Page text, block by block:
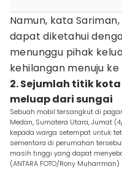
Namun, kata
dapat diketahui
menunggu pihak
kehilangan menuju ke
2. Sejumlah titik
meluap dari sungai
Sebuah mobil tersangkut di
Medan, Sumatera Utara, Jumat
kepada warga setempat untuk
sementara di perumahan
masih tinggi yang dapat
(ANTARA FOTO/Rony Muharrman)